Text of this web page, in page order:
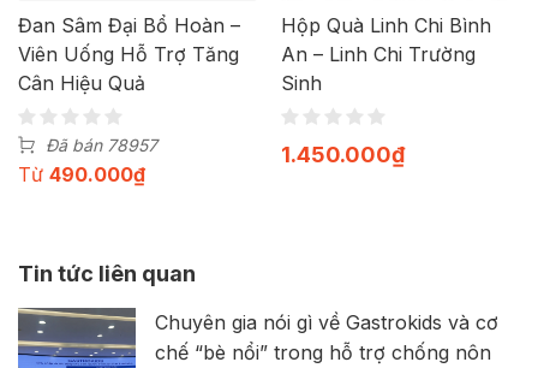
Đan Sâm Đại Bổ Hoàn –
Viên Uống Hỗ Trợ Tăng
Cân Hiệu Quả
Đã bán 78957
Từ 490.000₫
Hộp Quà Linh Chi Bình
An – Linh Chi Trường
Sinh
1.450.000₫
Tin tức liên quan
Chuyên gia nói gì về Gastrokids và cơ
chế “bè nổi” trong hỗ trợ chống nôn